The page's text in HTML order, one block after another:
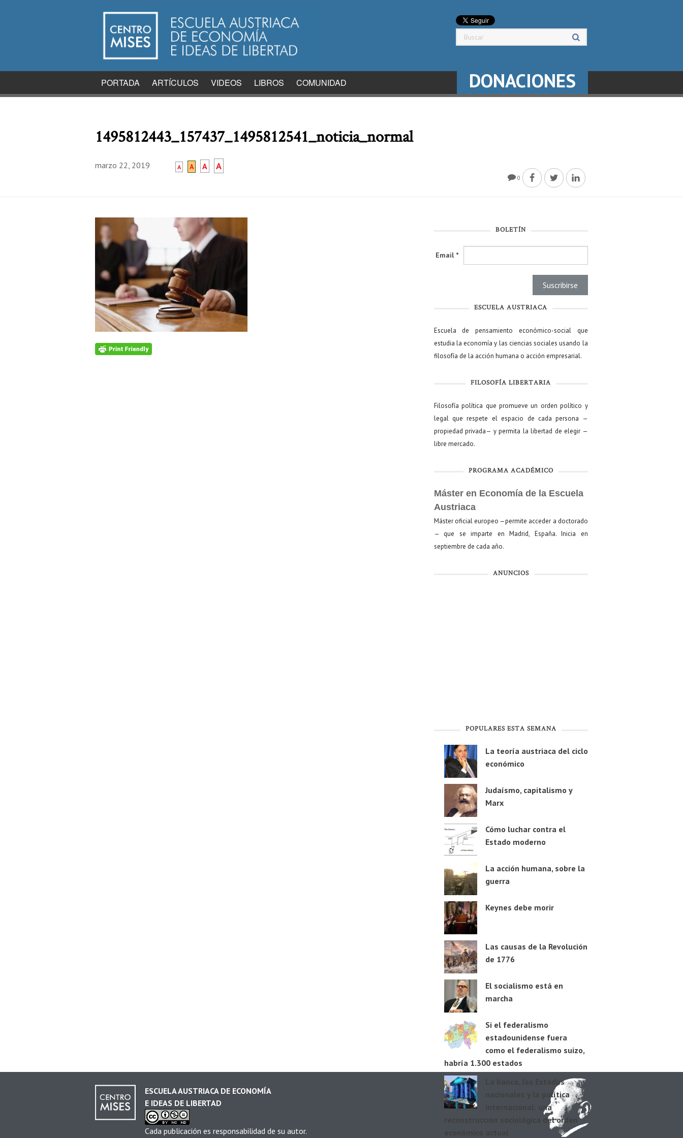
PORTADA ARTÍCULOS VIDEOS LIBROS COMUNIDAD DONACIONES
1495812443_157437_1495812541_noticia_normal
marzo 22, 2019 A A A A
0
BOLETÍN
Email *
ESCUELA AUSTRIACA
Escuela de pensamiento económico-social que
estudia la economía y las ciencias sociales usando la
filosofía de la acción humana o acción empresarial.
FILOSOFÍA LIBERTARIA
Filosofía política que promueve un orden político y
legal que respete el espacio de cada persona —
propiedad privada— y permita la libertad de elegir —
libre mercado.
PROGRAMA ACADÉMICO
Máster en Economía de la Escuela
Austriaca
Máster oficial europeo —permite acceder a doctorado
— que se imparte en Madrid, España. Inicia en
septiembre de cada año.
ANUNCIOS
POPULARES ESTA SEMANA
La teoría austriaca del ciclo
económico
Judaísmo, capitalismo y
Marx
Cómo luchar contra el
Estado moderno
La acción humana, sobre la
guerra
Keynes debe morir
Las causas de la Revolución
de 1776
El socialismo está en
marcha
Si el federalismo
estadounidense fuera
como el federalismo suizo,
habría 1.300 estados
La banca, los Estados
nacionales y la política
internacional: una
reconstrucción sociológica del orden
ESCUELA AUSTRIACA DE ECONOMÍA
E IDEAS DE LIBERTAD
Cada publicación es responsabilidad de su autor.